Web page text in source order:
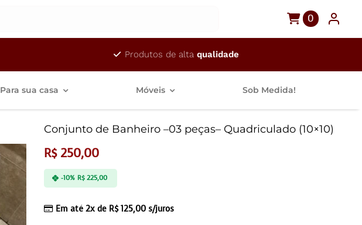
0
Produtos de altaqualidade
Para sua casa Móveis Sob Medida!
Conjunto de Banheiro –03 peças– Quadriculado (10×10)
R$250,00
Em até 2x de R$125,00 s/juros
-10% R$225,00